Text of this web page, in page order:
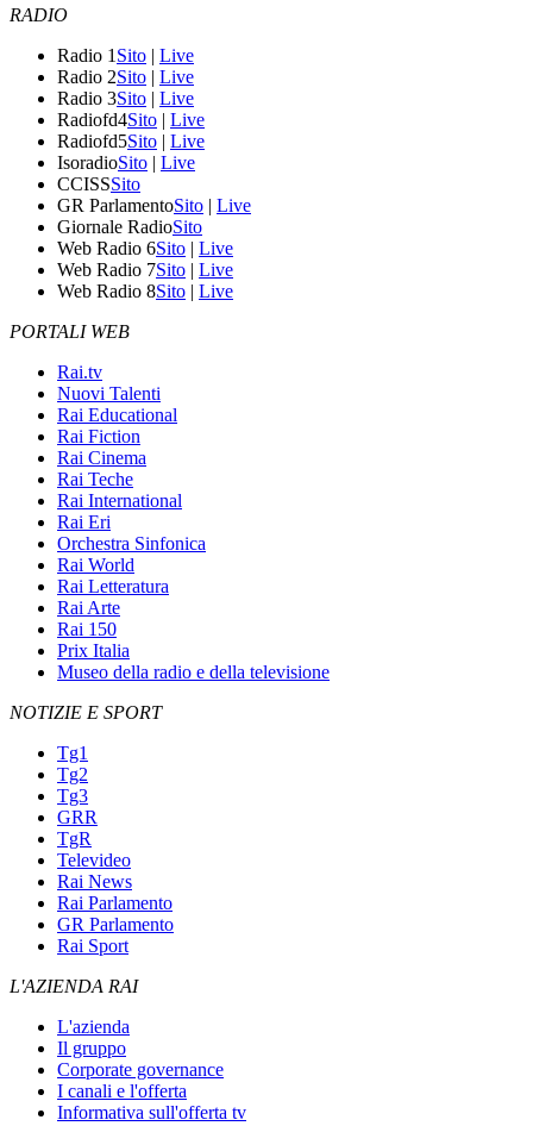
RADIO
Radio 1 Sito | Live
Radio 2Sito | Live
Radio 3Sito | Live
Radiofd4Sito | Live
Radiofd5Sito | Live
IsoradioSito | Live
CCISSSito
GR ParlamentoSito | Live
Giornale RadioSito
Web Radio 6Sito | Live
Web Radio 7Sito | Live
Web Radio 8Sito | Live
PORTALI WEB
Rai.tv
Nuovi Talenti
Rai Educational
Rai Fiction
Rai Cinema
Rai Teche
Rai International
Rai Eri
Orchestra Sinfonica
Rai World
Rai Letteratura
Rai Arte
Rai 150
Prix Italia
Museo della radio e della televisione
NOTIZIE E SPORT
Tg1
Tg2
Tg3
GRR
TgR
Televideo
Rai News
Rai Parlamento
GR Parlamento
Rai Sport
L'AZIENDA RAI
L'azienda
Il gruppo
Corporate governance
I canali e l'offerta
Informativa sull'offerta tv